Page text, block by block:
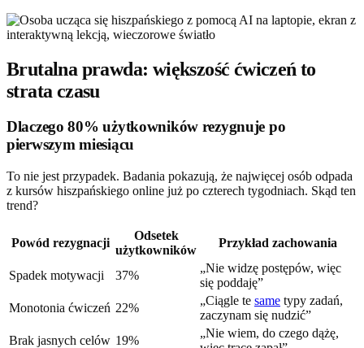
Brutalna prawda: większość ćwiczeń to
strata czasu
Dlaczego 80% użytkowników rezygnuje po
pierwszym miesiącu
To nie jest przypadek. Badania pokazują, że najwięcej osób odpada
z kursów hiszpańskiego online już po czterech tygodniach. Skąd ten
trend?
Powód rezygnacji
Odsetek
użytkowników
Przykład zachowania
Spadek motywacji 37%
„Nie widzę postępów, więc
się poddaję”
Monotonia ćwiczeń 22%
„Ciągle te same typy zadań,
zaczynam się nudzić”
Brak jasnych celów 19%
„Nie wiem, do czego dążę,